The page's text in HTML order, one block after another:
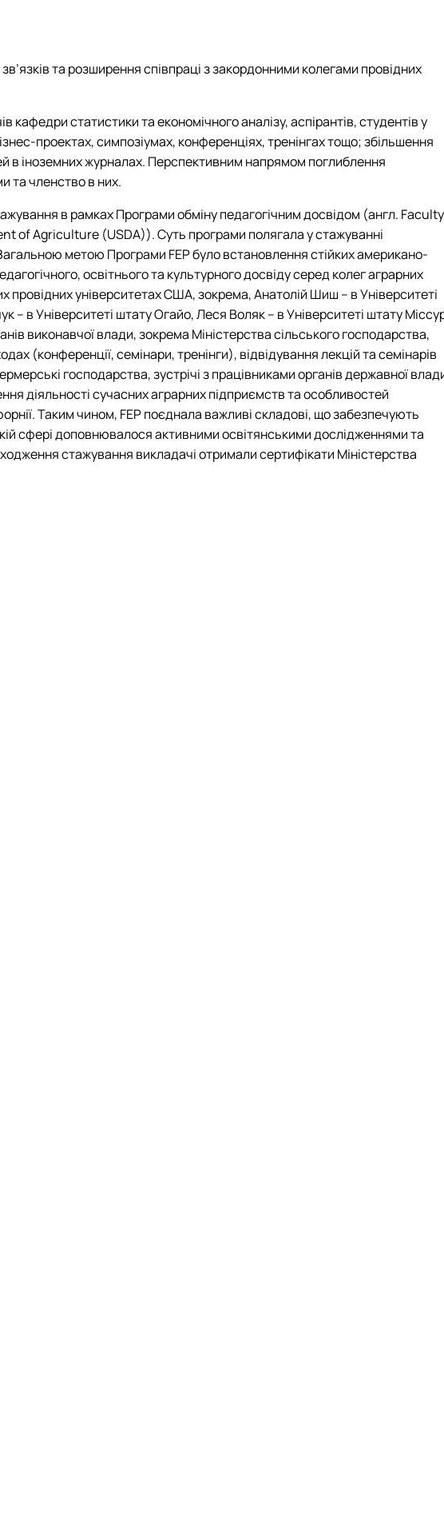
та розширення співпраці з закордонними колегами провідних
статистики та економічного аналізу, аспірантів, студентів у
проектах, симпозіумах, конференціях, тренінгах тощо; збільшення
в іноземних журналах. Перспективним напрямом поглиблення
та членство в них.
в рамках Програми обміну педагогічним досвідом (англ. Faculty
of Agriculture (USDA)). Суть програми полягала у стажуванні
метою Програми FEP було встановлення стійких американо-
освітнього та культурного досвіду серед колег аграрних
провідних університетах США, зокрема, Анатолій Шиш – в Університеті
в Університеті штату Огайо, Леся Воляк – в Університеті штату
виконавчої влади, зокрема Міністерства сільського господарства,
(конференції, семінари, тренінги), відвідування лекцій та семінарів
господарства, зустрічі з працівниками органів державної
діяльності сучасних аграрних підприємств та особливостей
Таким чином, FEPпоєднала важливі складові, що забезпечують
сфері доповнювалося активними освітянськими дослідженнями та
стажування викладачі отримали сертифікати Міністерства